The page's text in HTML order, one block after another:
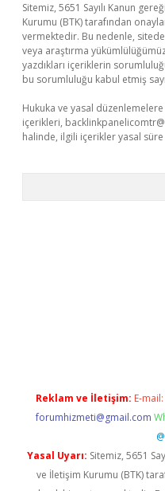
Sitemiz, 5651 Sayılı Kanun
Kurumu (BTK) tarafından
vermektedir. Bu nedenle,
veya araştırma
yazdıkları içeriklerin
bu sorumluluğu kabul etmiş
Hukuka ve yasal
içerikleri,
halinde, ilgili içerikler yasal
Reklam ve İletişim: E-mail:
forumhizmeti@gmail.com
Yasal Uyarı: Sitemiz, 5651
ve İletişim Kurumu (BTK)